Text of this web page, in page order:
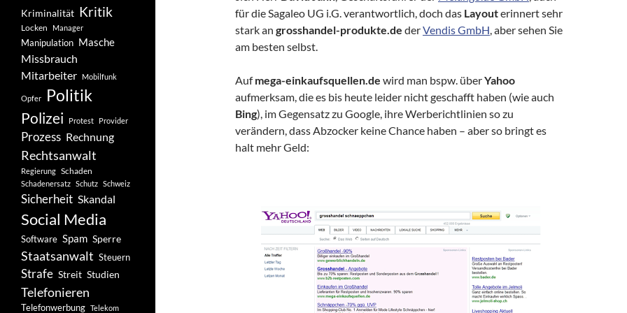
für die Sagaleo UG i.G. verantwortlich, doch das Layouterinnert sehr
stark an grosshandel-produkte.de derVendis GmbH, aber sehen Sie
am besten selbst.
Aufmega-einkaufsquellen.de wird man bspw. überYahoo
aufmerksam, die es bis heute leider nicht geschafft haben (wie auch
Bing), im Gegensatz zu Google, ihre Werberichtlinien so zu
verändern, dass Abzocker keine Chance haben – aber so bringt es
halt mehr Geld:
Kriminalität Kritik
Locken Manager
Manipulation Masche
Missbrauch
Mitarbeiter
Mobilfunk
Opfer Politik
Polizei Protest Provider
Prozess Rechnung
Rechtsanwalt
Regierung Schaden
Schadenersatz Schutz Schweiz
Sicherheit Skandal
Social Media
Software Spam Sperre
Staatsanwalt Steuern
Strafe Streit Studien
Telefonieren
Telefonwerbung Telekom